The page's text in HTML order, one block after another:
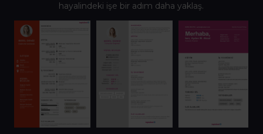
hayalindeki işe bir adım daha yaklaş.